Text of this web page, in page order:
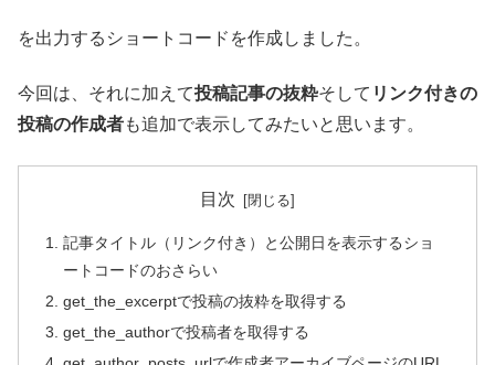
を出力するショートコードを作成しました。
今回は、それに加えて投稿記事の抜粋そして リンク付きの
投稿の作成者も追加で表示してみたいと思います。
目次
記事タイトル（リンク付き）と公開日を表示するショ
ートコードのおさらい
get_the_excerptで投稿の抜粋を取得する
get_the_authorで投稿者を取得する